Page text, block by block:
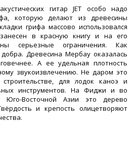
гитар JET особо надо
которую делают из древесины
грифа массово использовался
в красную книгу и на его
серьезные ограничения. Как
Древесина Мербау оказалась
А ее удельная плотность
звукоизвлечению. Не даром это
для лодок каноэ и
инструментов. На Фиджи и во
Юго-Восточной Азии это дерево
и крепость олицетворяют